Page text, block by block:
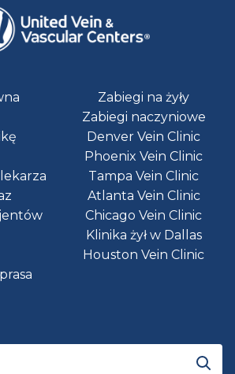
Zabiegi na żyły
Zabiegi naczyniowe
Denver Vein Clinic
Phoenix Vein Clinic
Tampa Vein Clinic
Atlanta Vein Clinic
Chicago Vein Clinic
Klinika żył w Dallas
Houston Vein Clinic